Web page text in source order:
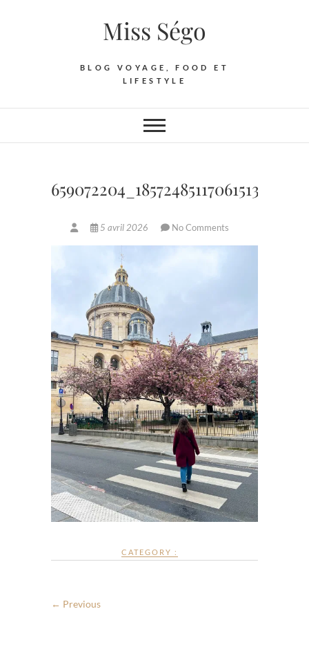
Miss Ségo
BLOG VOYAGE, FOOD ET
LIFESTYLE
5 avril 2026 No Comments
CATEGORY :
← Previous